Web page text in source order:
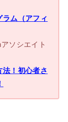
ム（アフィ
ソシエイト
！初心者さ